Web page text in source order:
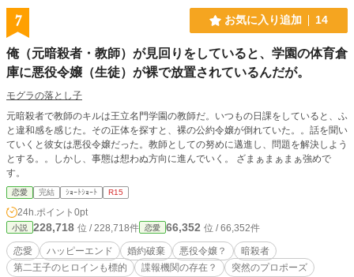
7 お気に入り追加 14
俺（元暗殺者・教師）が見回りをしていると、学園の体育倉
庫に悪役令嬢（生徒）が裸で放置されているんだが。
モグラの落とし子
元暗殺者で教師のキルは王立名門学園の教師だ。いつもの日課をしていると、ふ
と違和感を感じた。その正体を探すと、裸の公約令嬢が倒れていた。。話を聞い
ていくと彼女は悪役令嬢だった。教師としての努めに邁進し、問題を解決しよう
とする。。しかし、事態は想わぬ方向に進んでいく。 ざまぁまぁまぁ強めで
す。
恋愛 完結 ｼｮｰﾄｼｮｰﾄ R15
24h.ポイント 0pt
小説 228,718 位 / 228,718件 恋愛 66,352 位 / 66,352件
恋愛 ハッピーエンド 婚約破棄 悪役令嬢？
暗殺者
第二王子のヒロインも標的
諜報機関の存在？ 突然のプロポーズ